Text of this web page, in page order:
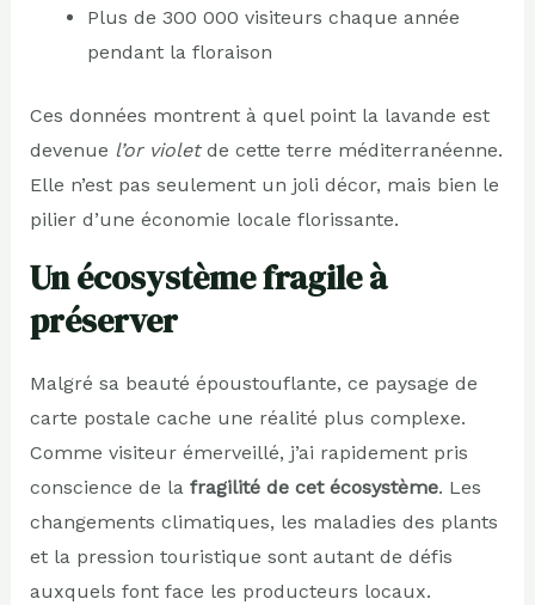
Plus de 300 000 visiteurs chaque année
pendant la floraison
Ces données montrent à quel point la lavande est
devenue l’or violetde cette terre méditerranéenne.
Elle n’est pas seulement un joli décor, mais bien le
pilier d’une économie locale florissante.
Un écosystème fragile à
préserver
Malgré sa beauté époustouflante, ce paysage de
carte postale cache une réalité plus complexe.
Comme visiteur émerveillé, j’ai rapidement pris
conscience de la fragilité de cet écosystème. Les
changements climatiques, les maladies des plants
et la pression touristique sont autant de défis
auxquels font face les producteurs locaux.